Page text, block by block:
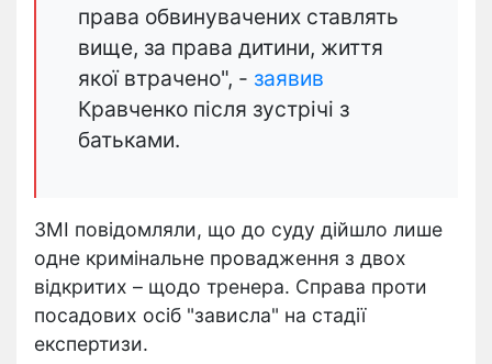
права обвинувачених ставлять
вище, за права дитини, життя
якої втрачено", - заявив
Кравченко після зустрічі з
батьками.
ЗМІ повідомляли, що до суду дійшло лише
одне кримінальне провадження з двох
відкритих – щодо тренера. Справа проти
посадових осіб "зависла" на стадії
експертизи.